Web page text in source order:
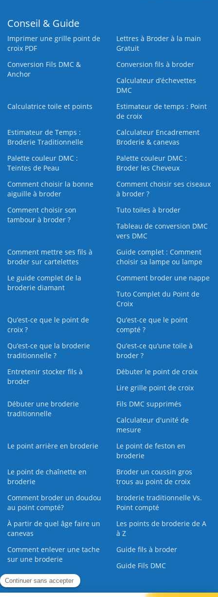
Conseil & Guide
Imprimer une grille point de
croix PDF
Lettres à Broder à la main
Gratuit
Conversion Fils DMC &
Anchor
Conversion fils à broder
Calculateur d’échevettes
DMC
Calculatrice toile et points
Estimateur de temps : Point
de croix
Estimateur de Temps :
Broderie Traditionnelle
Calculateur Encadrement
Broderie & canevas
Palette couleur DMC :
Teintes de Peau
Palette couleur DMC :
Broder les Cheveux
Comment choisir la bonne
aiguille à broder
Comment choisir ses ciseaux
à broder ?
Comment choisir son
tambour à broder ?
Tuto toiles à broder
Tableau de conversion DMC
vers DMC
Comment mettre ses fils à
broder sur cartelettes
Guide complet : Comment
choisir sa lampe ou lampe
Le guide complet de la
broderie diamant
Comment broder une nappe
Tuto Complet du Point de
Croix
Qu’est-ce que le point de
croix ?
Qu’est-ce que le point
compté ?
Qu’est-ce que la broderie
traditionnelle ?
Qu’est‑ce qu’une toile à
broder ?
Entretenir stocker fils à
broder
Débuter le point de croix
Lire grille point de croix
Débuter une broderie
traditionnelle
Fils DMC supprimés
Calculateur d'unité de
mesure
Le point arrière en broderie
Le point de feston en
broderie
Le point de chaînette en
broderie
Broder un coussin gros
trous au point de croix
Comment broder un doudou
au point compté?
broderie traditionnelle Vs.
Point compté
À partir de quel âge faire un
canevas
Les points de broderie de A
à Z
Comment enlever une tache
sur une broderie
Guide fils à broder
Guide Fils DMC
Guide de la Broderie